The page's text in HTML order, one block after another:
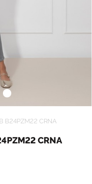
B24PZM22 CRNA
CRNA